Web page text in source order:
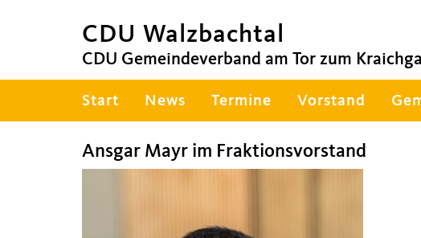
CDU Walzbachtal
CDU Gemeindeverband am Tor zum
Hauptnavigation
Start News Termine Vorstand
Ansgar Mayr im Fraktionsvorstand